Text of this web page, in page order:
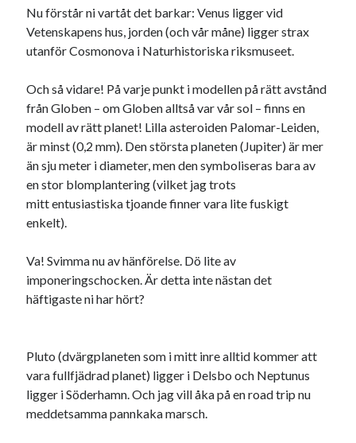
Dessa har något gemensamt
Onödiga citattecken
Dessa har något helt annat gemensamt
En amerikansk språkpolis
Fula biblioteksböcker
Egna länkar
Bokstävlar & AI – mitt levebröd. Gå en kurs!
Den stora bloggläsarvärvsveckan
Länkskolan
Lotten som Sommarpratare (i fantasin alltså: grupp på FB)
Vad ska du laga för mat idag? (Recept!)
Nu förstår ni vartåt det barkar: Venus ligger vid
Vetenskapens hus, jorden (och vår måne) ligger strax
utanför Cosmonova i Naturhistoriska riksmuseet.
Och så vidare! På varje punkt i modellen på rätt avstånd
från Globen – om Globen alltså var vår sol – finns en
modell av rätt planet! Lilla asteroiden Palomar-Leiden,
är minst (0,2 mm). Den största planeten (Jupiter) är mer
än sju meter i diameter, men den symboliseras bara av
en stor blomplantering (vilket jag trots
mitt entusiastiska tjoande finner vara lite fuskigt
enkelt).
Va! Svimma nu av hänförelse. Dö lite av
imponeringschocken. Är detta inte nästan det
häftigaste ni har hört?
Pluto (dvärgplaneten som i mitt inre alltid kommer att
vara fullfjädrad planet) ligger i Delsbo och Neptunus
ligger i Söderhamn. Och jag vill åka på en road trip nu
meddetsamma pannkaka marsch.